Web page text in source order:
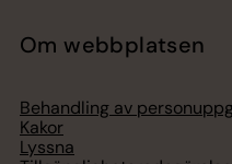
Om webbplatsen
Behandling av
Kakor
Lyssna